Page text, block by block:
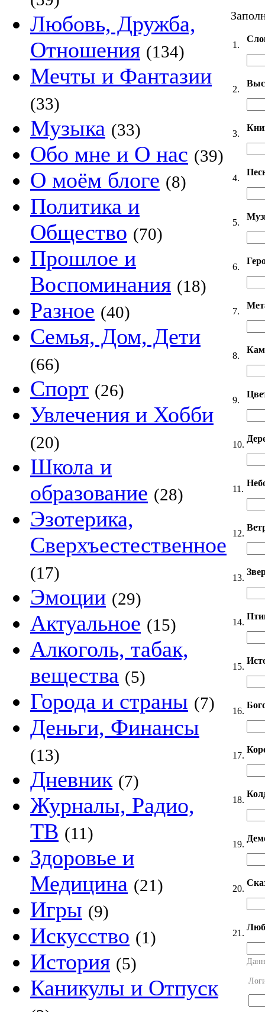
Любовь, Дружба,
Отношения (134)
Мечты и Фантазии
(33)
Музыка (33)
Обо мне и О нас (39)
О моём блоге (8)
Политика и
Общество (70)
Прошлое и
Воспоминания (18)
Разное (40)
Семья, Дом, Дети
(66)
Спорт (26)
Увлечения и Хобби
(20)
Школа и
образование (28)
Эзотерика,
Сверхъестественное
(17)
Эмоции (29)
Актуальное (15)
Алкоголь, табак,
вещества (5)
Города и страны (7)
Деньги, Финансы
(13)
Дневник (7)
Журналы, Радио,
ТВ (11)
Здоровье и
Медицина (21)
Игры (9)
Искусство (1)
История (5)
Каникулы и Отпуск
1.
2.
3.
4.
5.
6.
7.
8.
9.
10.
11.
12.
13.
14.
15.
16.
17.
18.
19.
20.
21.